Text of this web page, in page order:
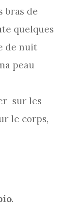
bras de
quelques
de nuit
peau
sur les
le corps,
.